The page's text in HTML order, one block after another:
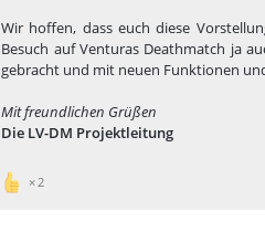
Wir hoffen, dass euch diese
Besuch auf Venturas Deathmatch ja
gebracht und mit neuen Funktionen
Mit freundlichen Grüßen
Die LV-DM Projektleitung
2